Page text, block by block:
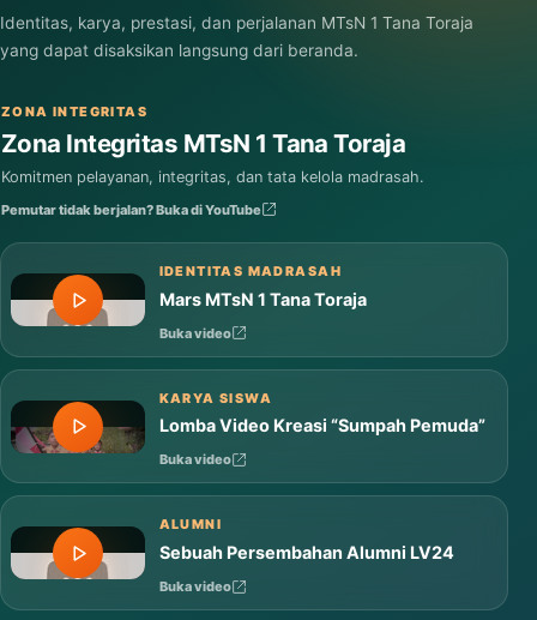
Identitas, karya, prestasi, dan perjalanan MTsN 1 Tana Toraja
yang dapat disaksikan langsung dari beranda.
ZONA INTEGRITAS
Zona Integritas MTsN 1 Tana Toraja
Komitmen pelayanan, integritas, dan tata kelola madrasah.
Pemutar tidak berjalan? Buka di YouTube
IDENTITAS MADRASAH
Mars MTsN 1 Tana Toraja
Buka video
KARYA SISWA
Lomba Video Kreasi “Sumpah Pemuda”
Buka video
ALUMNI
Sebuah Persembahan Alumni LV24
Buka video